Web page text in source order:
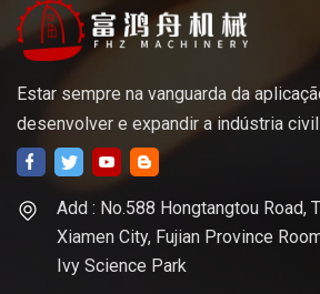
Estar sempre na vanguarda da
desenvolver e expandir a indústria
Add : No.588 Hongtangtou Road,
Xiamen City, Fujian Province
Ivy Science Park